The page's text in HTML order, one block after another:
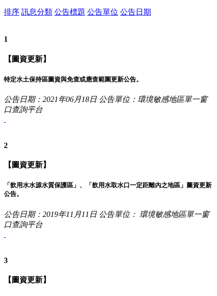
排序 訊息分類 公告標題 公告單位 公告日期
1
【圖資更新】
特定水土保持區圖資與免查或應查範圍更新公告。
公告日期：2021年06月18日 公告單位：環境敏感地區單一窗
口查詢平台
2
【圖資更新】
「飲用水水源水質保護區」、「飲用水取水口一定距離內之地區」圖資更新
公告。
公告日期：2019年11月11日 公告單位： 環境敏感地區單一窗
口查詢平台
3
【圖資更新】